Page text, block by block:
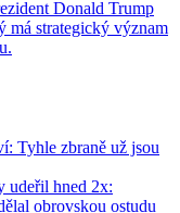
Donald Trump
má strategický význam
Tyhle zbraně už jsou
udeřil hned 2x:
obrovskou ostudu